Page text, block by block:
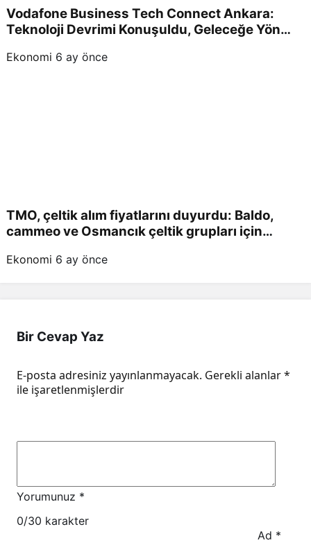
Vodafone Business Tech Connect Ankara:
Teknoloji Devrimi Konuşuldu, Geleceğe Yön
Ekonomi 6 ay önce
TMO, çeltik alım fiyatlarını duyurdu: Baldo,
cammeo ve Osmancık çeltik grupları için
Ekonomi 6 ay önce
Bir Cevap Yaz
E-posta adresiniz yayınlanmayacak. Gerekli alanlar*
ile işaretlenmişlerdir
Yorumunuz *
0/30 karakter
Ad *